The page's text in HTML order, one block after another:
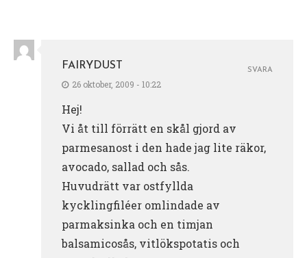
FAIRYDUST
26 oktober, 2009 - 10:22
Hej!
Vi åt till förrätt en skål gjord av
parmesanost i den hade jag lite räkor,
avocado, sallad och sås.
Huvudrätt var ostfyllda
kycklingfiléer omlindade av
parmaksinka och en timjan
balsamicosås, vitlökspotatis och
SVARA